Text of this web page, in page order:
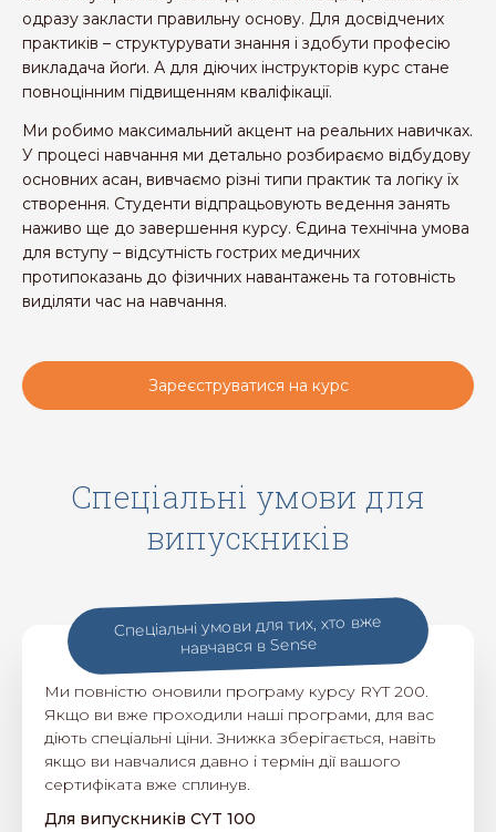
одразу закласти правильну основу. Для досвідчених
практиків – структурувати знання і здобути професію
викладача йоґи. А для діючих інструкторів курс стане
повноцінним підвищенням кваліфікації.
Ми робимо максимальний акцент на реальних навичках.
У процесі навчання ми детально розбираємо відбудову
основних асан, вивчаємо різні типи практик та логіку їх
створення. Студенти відпрацьовують ведення занять
наживо ще до завершення курсу. Єдина технічна умова
для вступу – відсутність гострих медичних
протипоказань до фізичних навантажень та готовність
виділяти час на навчання.
Зареєструватися на курс
Спеціальні умови для тих, хто вже
навчався в Sense
Ми повністю оновили програму курсу RYT 200.
Якщо ви вже проходили наші програми, для вас
діють спеціальні ціни. Знижка зберігається, навіть
якщо ви навчалися давно і термін дії вашого
сертифіката вже сплинув.
Для випускників CYT 100
Спеціальні умови для
випускників